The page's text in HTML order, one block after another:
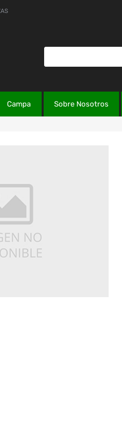
Campa Sobre Nosotros